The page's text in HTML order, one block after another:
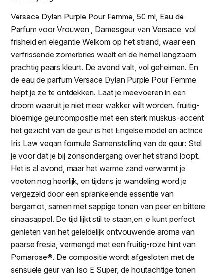
Versace Dylan Purple Pour Femme, 50 ml, Eau de
Parfum voor Vrouwen , Damesgeur van Versace, vol
frisheid en elegantie Welkom op het strand, waar een
verfrissende zomerbries waait en de hemel langzaam
prachtig paars kleurt. De avond valt, vol geheimen. En
de eau de parfum Versace Dylan Purple Pour Femme
helpt je ze te ontdekken. Laat je meevoeren in een
droom waaruit je niet meer wakker wilt worden. fruitig-
bloemige geurcompositie met een sterk muskus-accent
het gezicht van de geur is het Engelse model en actrice
Iris Law vegan formule Samenstelling van de geur: Stel
je voor dat je bij zonsondergang over het strand loopt.
Het is al avond, maar het warme zand verwarmt je
voeten nog heerlijk, en tijdens je wandeling word je
vergezeld door een sprankelende essentie van
bergamot, samen met sappige tonen van peer en bittere
sinaasappel. De tijd lijkt stil te staan,en je kunt perfect
genieten van het geleidelijk ontvouwende aroma van
paarse fresia, vermengd met een fruitig-roze hint van
Pomarose®. De compositie wordt afgesloten met de
sensuele geur van Iso E Super, de houtachtige tonen